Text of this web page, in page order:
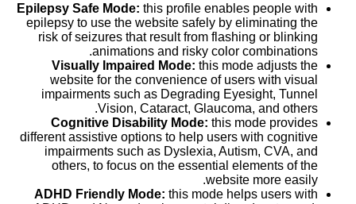
Epilepsy Safe Mode: this profile enables people with
epilepsy to use the website safely by eliminating the
risk of seizures that result from flashing or blinking
animations and risky color combinations.
Visually Impaired Mode: this mode adjusts the
website for the convenience of users with visual
impairments such as Degrading Eyesight, Tunnel
Vision, Cataract, Glaucoma, and others.
Cognitive Disability Mode: this mode provides
different assistive options to help users with cognitive
impairments such as Dyslexia, Autism, CVA, and
others, to focus on the essential elements of the
website more easily.
ADHD Friendly Mode: this mode helps users with